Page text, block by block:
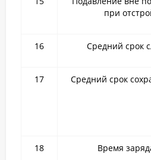
при
16 Средний срок
17 Средний срок
18 Время